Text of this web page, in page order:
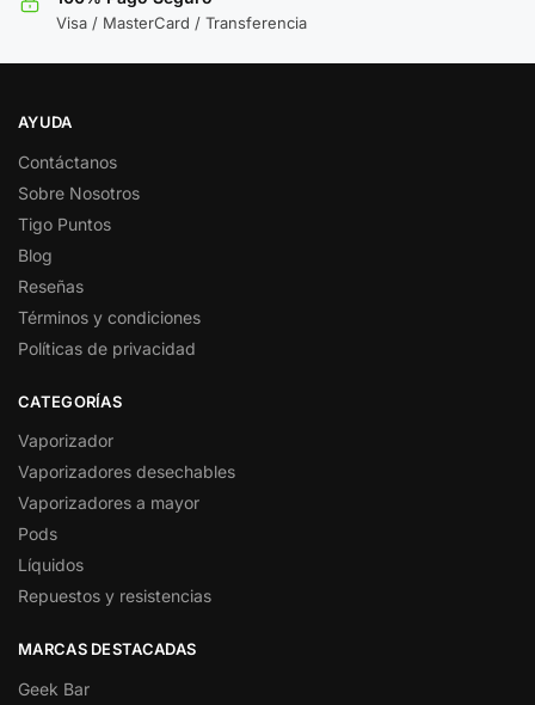
Visa / MasterCard / Transferencia
AYUDA
Contáctanos
Sobre Nosotros
Tigo Puntos
Blog
Reseñas
Términos y condiciones
Políticas de privacidad
CATEGORÍAS
Vaporizador
Vaporizadores desechables
Vaporizadores a mayor
Pods
Líquidos
Repuestos y resistencias
MARCAS DESTACADAS
Geek Bar